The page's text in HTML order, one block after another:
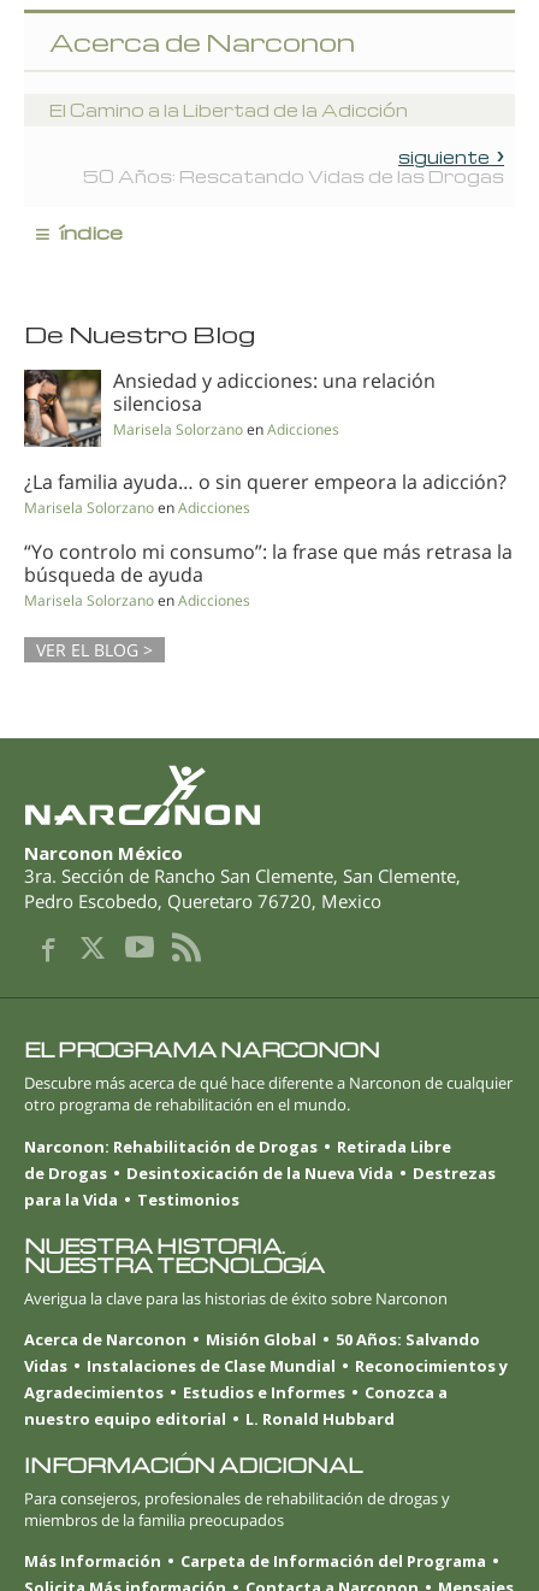
Acerca de Narconon
El Camino a la Libertad de la Adicción
siguiente
50 Años: Rescatando Vidas de las Drogas
≡ índice
De Nuestro Blog
Ansiedad y adicciones: una relación
silenciosa
Marisela SolorzanoenAdicciones
¿La familia ayuda… o sin querer empeora la adicción?
Marisela SolorzanoenAdicciones
“Yo controlo mi consumo”: la frase que más retrasa la
búsqueda de ayuda
Marisela SolorzanoenAdicciones
VER EL BLOG >
Narconon México
3ra. Sección de Rancho San Clemente, San Clemente,
Pedro Escobedo, Queretaro 76720, Mexico
EL PROGRAMA NARCONON
Descubre más acerca de qué hace diferente a Narconon de cualquier
otro programa de rehabilitación en el mundo.
Narconon: Rehabilitación de Drogas
Retirada Libre
de Drogas
Desintoxicación de la Nueva Vida
Destrezas
para la Vida
Testimonios
NUESTRA HISTORIA.
NUESTRA TECNOLOGÍA
Averigua la clave para las historias de éxito sobre Narconon
Acerca de Narconon
Misión Global
50 Años: Salvando
Vidas
Instalaciones de Clase Mundial
Reconocimientos y
Agradecimientos
Estudios e Informes
Conozca a
nuestro equipo editorial
L. Ronald Hubbard
INFORMACIÓN ADICIONAL
Para consejeros, profesionales de rehabilitación de drogas y
miembros de la familia preocupados
Más Información
Carpeta de Información del Programa